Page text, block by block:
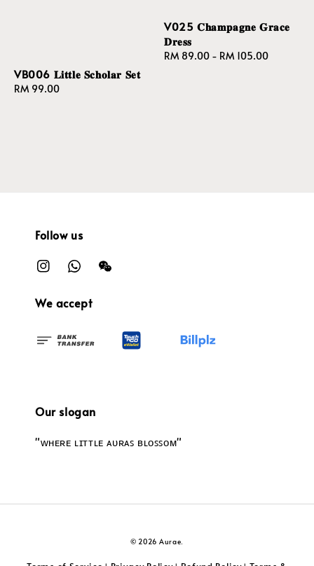
VB006 𝐋𝐢𝐭𝐭𝐥𝐞 𝐒𝐜𝐡𝐨𝐥𝐚𝐫 𝐒𝐞𝐭
Regular
RM 99.00
V025 𝐂𝐡𝐚𝐦𝐩𝐚𝐠𝐧𝐞 𝐆𝐫𝐚𝐜𝐞
𝐃𝐫𝐞𝐬𝐬
Regular
RM 89.00 - RM 105.00
Follow us
We accept
Our slogan
"ᴡʜᴇʀᴇ ʟɪᴛᴛʟᴇ ᴀᴜʀᴀꜱ ʙʟᴏꜱꜱᴏᴍ"
© 2026 Aurae.